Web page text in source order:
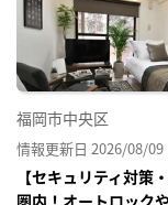
福岡市中央区
情報更新日 2026/08/09
【セキュリティ対策
圏内！オートロック